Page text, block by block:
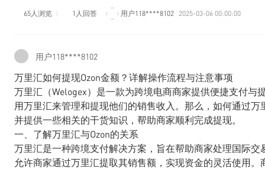
65人浏览 1人回答 用户118****8102 2025-03-06 00:00:00
用户118****8102
万里汇如何提现Ozon金额？详解操作流程与注意事项
万里汇（Welogex）是一款为跨境电商商家提供便捷支付与
用万里汇来管理和提现他们的销售收入。那么，如何通过
并提供一些相关的干货知识，帮助商家顺利完成提现。
一、了解万里汇与Ozon的关系
万里汇是一种跨境支付解决方案，旨在帮助商家处理国际
允许商家通过万里汇提取其销售额，实现资金的灵活使用